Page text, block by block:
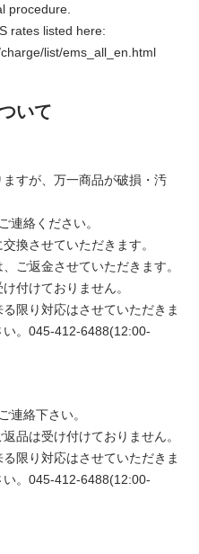
procedure.
rates listed here:
list/ems_all_en.html
いて
すが、万一商品が破損・汚
連絡ください。
換させていただきます。
ご返金させていただきます。
付けておりません。
限り対応はさせていただきま
。045-412-6488(12:00-
連絡下さい。
品は受け付けておりません。
限り対応はさせていただきま
。045-412-6488(12:00-